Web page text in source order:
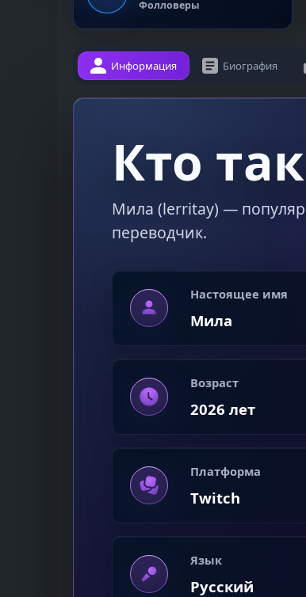
Фолловеры
Информация Биография
Кто
Мила (lerritay) —
переводчик.
Настоящее имя
Мила
Возраст
2026 лет
Платформа
Twitch
Язык
Русский